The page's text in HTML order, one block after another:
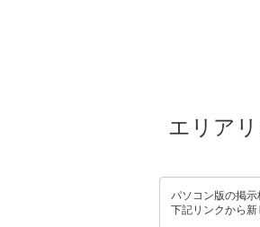
エリア
パソコン版の掲
下記リンクから新